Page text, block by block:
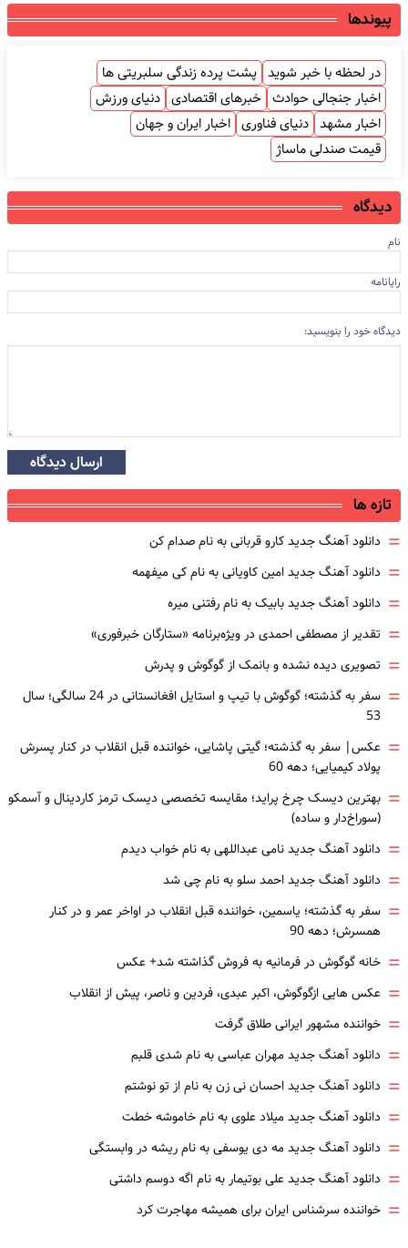
پیوندها
در لحظه با خبر شوید پشت پرده زندگی سلبریتی ها
اخبار جنجالی حوادث خبرهای اقتصادی دنیای ورزش
اخبار مشهد دنیای فناوری اخبار ایران و جهان
قیمت صندلی ماساژ
دیدگاه
نام
رایانامه
دیدگاه خود را بنویسید:
ارسال دیدگاه
تازه ها
= دانلود آهنگ جدید کارو قربانی به نام صدام کن
= دانلود آهنگ جدید امین کاویانی به نام کی میفهمه
= دانلود آهنگ جدید بابیک به نام رفتنی میره
= تقدیر از مصطفی احمدی در ویژه‌برنامه «ستارگان خبرفوری»
= تصویری دیده نشده و بانمک از گوگوش و پدرش
=
سفر به گذشته؛ گوگوش با تیپ و استایل افغانستانی در 24 سالگی؛ سال
53
= عکس| سفر به گذشته؛ گیتی پاشایی، خواننده قبل انقلاب در کنار پسرش
پولاد کیمیایی؛ دهه 60
= بهترین دیسک چرخ پراید؛ مقایسه تخصصی دیسک ترمز کاردینال و آسمکو
(سوراخ‌دار و ساده)
= دانلود آهنگ جدید نامی عبداللهی به نام خواب دیدم
= دانلود آهنگ جدید احمد سلو به نام چی شد
= سفر به گذشته؛ یاسمین، خواننده قبل انقلاب در اواخر عمر و در کنار
همسرش؛ دهه 90
= خانه گوگوش در فرمانیه به فروش گذاشته شد+ عکس
= عکس هایی ازگوگوش، اکبر عبدی، فردین و ناصر، پیش از انقلاب
= خواننده مشهور ایرانی طلاق گرفت
= دانلود آهنگ جدید مهران عباسی به نام شدی قلبم
= دانلود آهنگ جدید احسان نی زن به نام از تو نوشتم
= دانلود آهنگ جدید میلاد علوی به نام خاموشه خطت
= دانلود آهنگ جدید مه دی یوسفی به نام ریشه در وابستگی
= دانلود آهنگ جدید علی بوتیمار به نام اگه دوسم داشتی
= خواننده سرشناس ایران برای همیشه مهاجرت کرد